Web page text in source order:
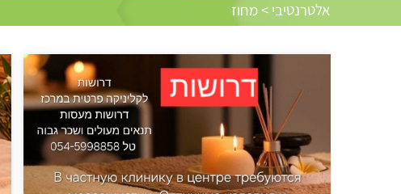
אלטרנטיבי > מחוז